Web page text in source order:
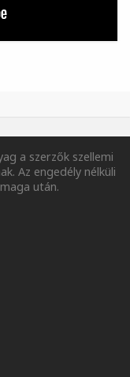
a szerzők szellemi
Az engedély nélküli
után.